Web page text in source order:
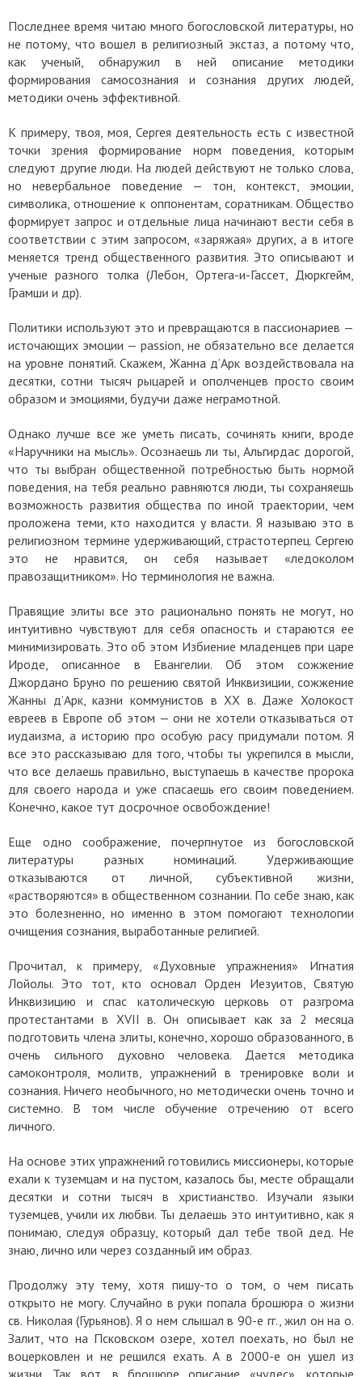
Последнее время читаю много богословской литературы, но
не потому, что вошел в религиозный экстаз, а потому что,
как ученый, обнаружил в ней описание методики
формирования самосознания и сознания других людей,
методики очень эффективной.
К примеру, твоя, моя, Сергея деятельность есть с известной
точки зрения формирование норм поведения, которым
следуют другие люди. На людей действуют не только слова,
но невербальное поведение — тон, контекст, эмоции,
символика, отношение к оппонентам, соратникам. Общество
формирует запрос и отдельные лица начинают вести себя в
соответствии с этим запросом, «заряжая» других, а в итоге
меняется тренд общественного развития. Это описывают и
ученые разного толка (Лебон, Ортега-и-Гассет, Дюркгейм,
Грамши и др).
Политики используют это и превращаются в пассионариев —
источающих эмоции — passion, не обязательно все делается
на уровне понятий. Скажем, Жанна д’Арк воздействовала на
десятки, сотни тысяч рыцарей и ополченцев просто своим
образом и эмоциями, будучи даже неграмотной.
Однако лучше все же уметь писать, сочинять книги, вроде
«Наручники на мысль». Осознаешь ли ты, Альгирдас дорогой,
что ты выбран общественной потребностью быть нормой
поведения, на тебя реально равняются люди, ты сохраняешь
возможность развития общества по иной траектории, чем
проложена теми, кто находится у власти. Я называю это в
религиозном термине удерживающий, страстотерпец. Сергею
это не нравится, он себя называет «ледоколом
правозащитником». Но терминология не важна.
Правящие элиты все это рационально понять не могут, но
интуитивно чувствуют для себя опасность и стараются ее
минимизировать. Это об этом Избиение младенцев при царе
Ироде, описанное в Евангелии. Об этом сожжение
Джордано Бруно по решению святой Инквизиции, сожжение
Жанны д’Арк, казни коммунистов в ХХ в. Даже Холокост
евреев в Европе об этом — они не хотели отказываться от
иудаизма, а историю про особую расу придумали потом. Я
все это рассказываю для того, чтобы ты укрепился в мысли,
что все делаешь правильно, выступаешь в качестве пророка
для своего народа и уже спасаешь его своим поведением.
Конечно, какое тут досрочное освобождение!
Еще одно соображение, почерпнутое из богословской
литературы разных номинаций. Удерживающие
отказываются от личной, субъективной жизни,
«растворяются» в общественном сознании. По себе знаю, как
это болезненно, но именно в этом помогают технологии
очищения сознания, выработанные религией.
Прочитал, к примеру, «Духовные упражнения» Игнатия
Лойолы. Это тот, кто основал Орден Иезуитов, Святую
Инквизицию и спас католическую церковь от разгрома
протестантами в XVII в. Он описывает как за 2 месяца
подготовить члена элиты, конечно, хорошо образованного, в
очень сильного духовно человека. Дается методика
самоконтроля, молитв, упражнений в тренировке воли и
сознания. Ничего необычного, но методически очень точно и
системно. В том числе обучение отречению от всего
личного.
На основе этих упражнений готовились миссионеры, которые
ехали к туземцам и на пустом, казалось бы, месте обращали
десятки и сотни тысяч в христианство. Изучали языки
туземцев, учили их любви. Ты делаешь это интуитивно, как я
понимаю, следуя образцу, который дал тебе твой дед. Не
знаю, лично или через созданный им образ.
Продолжу эту тему, хотя пишу-то о том, о чем писать
открыто не могу. Случайно в руки попала брошюра о жизни
св. Николая (Гурьянов). Я о нем слышал в 90-е гг., жил он на о.
Залит, что на Псковском озере, хотел поехать, но был не
воцерковлен и не решился ехать. А в 2000-е он ушел из
жизни. Так вот, в брошюре описание «чудес», которые